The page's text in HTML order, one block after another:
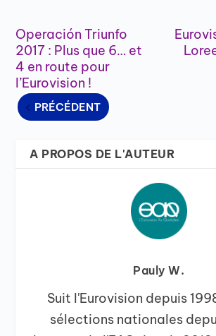
Operación Triunfo
2017 : Plus que 6… et
4 en route pour
l’Eurovision !
PRÉCÉDENT
A PROPOS DE L'AUTEUR
Pauly W.
Suit l'Eurovision depuis
sélections nationales